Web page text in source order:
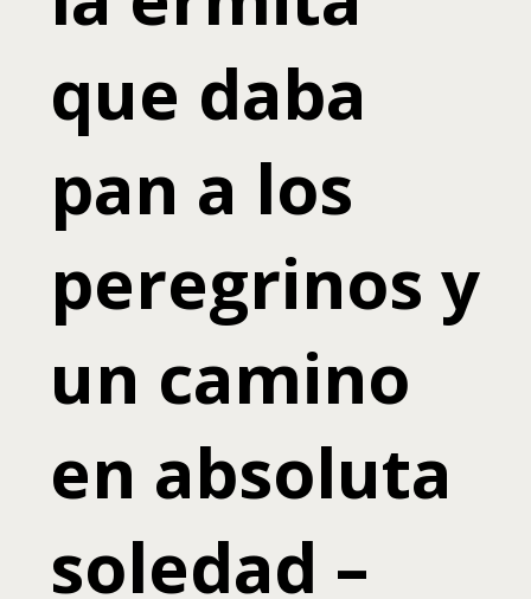
que daba
pan a los
peregrinos y
un camino
en absoluta
soledad –